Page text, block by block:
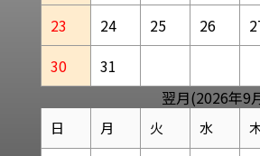
23
24 25 26
30
31
翌月(2026年9
日 月 火 水